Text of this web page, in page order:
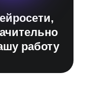
работу